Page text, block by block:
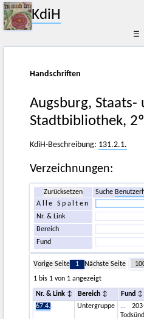
KdiH
☰
Handschriften
Augsburg, Staats-
Stadtbibliothek,
KdiH-Beschreibung: 131.2.1.
Verzeichnungen:
Zurücksetzen Suche
Alle Spalten
Nr. & Link
Bereich
Fund
Vorige Seite 1 Nächste Seite
1 bis 1 von 1 angezeigt
Nr. & Link Bereich
Fund
67.4.
Untergruppe